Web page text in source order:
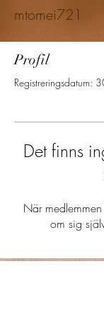
mtomei721
Profil
Registreringsdatum:
Det finns
När
om sig